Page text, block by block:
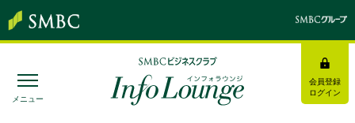
メニュー
会員登録
ログイン